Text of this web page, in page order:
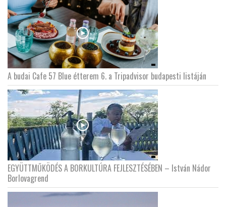
A budai Cafe 57 Blue étterem 6. a Tripadvisor budapesti listáján
EGYÜTTMŰKÖDÉS A BORKULTÚRA FEJLESZTÉSÉBEN – István Nádor
Borlovagrend